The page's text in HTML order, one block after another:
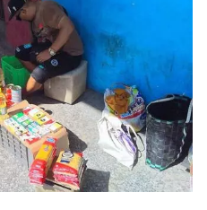
heridos en ataques
la región de Kiev